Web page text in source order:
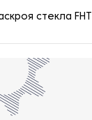
стекла